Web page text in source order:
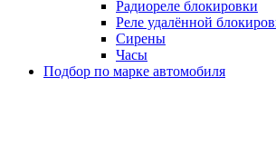
Радиореле блокировки
Реле удалённой
Сирены
Часы
Подбор по марке автомобиля